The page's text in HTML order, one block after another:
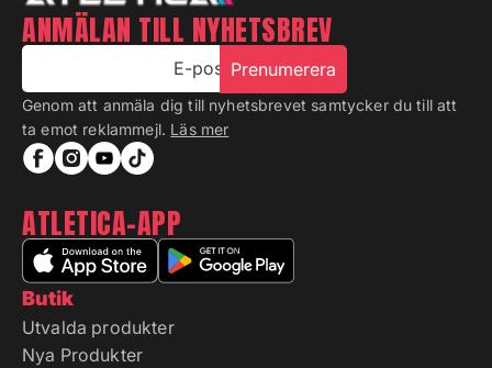
Butik
Utvalda produkter
Nya Produkter
ANMÄLAN TILL NYHETSBREV
E-post Prenumerera
Genom att anmäla dig till nyhetsbrevet samtycker du till att
ta emot reklammejl. Läs mer
ATLETICA-APP